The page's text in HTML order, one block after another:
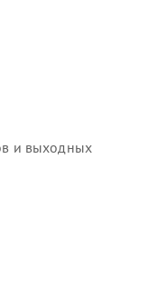
и выходных